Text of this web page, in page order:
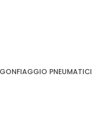
PNEUMATICI